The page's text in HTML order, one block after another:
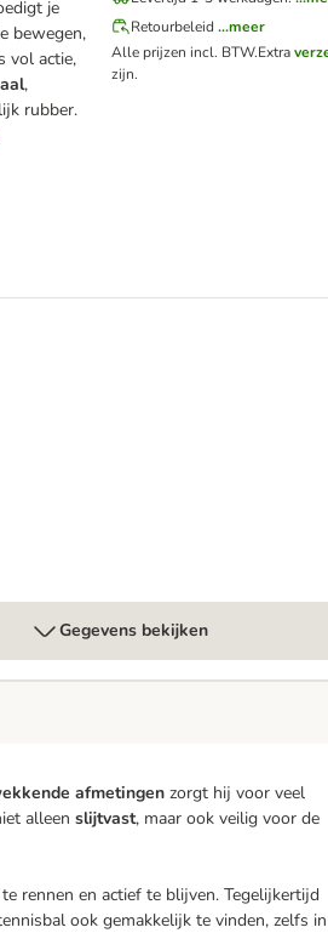
je
bewegen,
vol actie,
,
rubber.
Retourbeleid ...meer
Alle prijzen incl. BTW.Extra
zijn.
Gegevens bekijken
afmetingen zorgt hij voor veel
alleen slijtvast, maar ook veilig voor de
rennen en actief te blijven. Tegelijkertijd
ook gemakkelijk te vinden, zelfs in